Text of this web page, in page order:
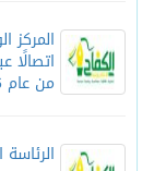
من عام 2026